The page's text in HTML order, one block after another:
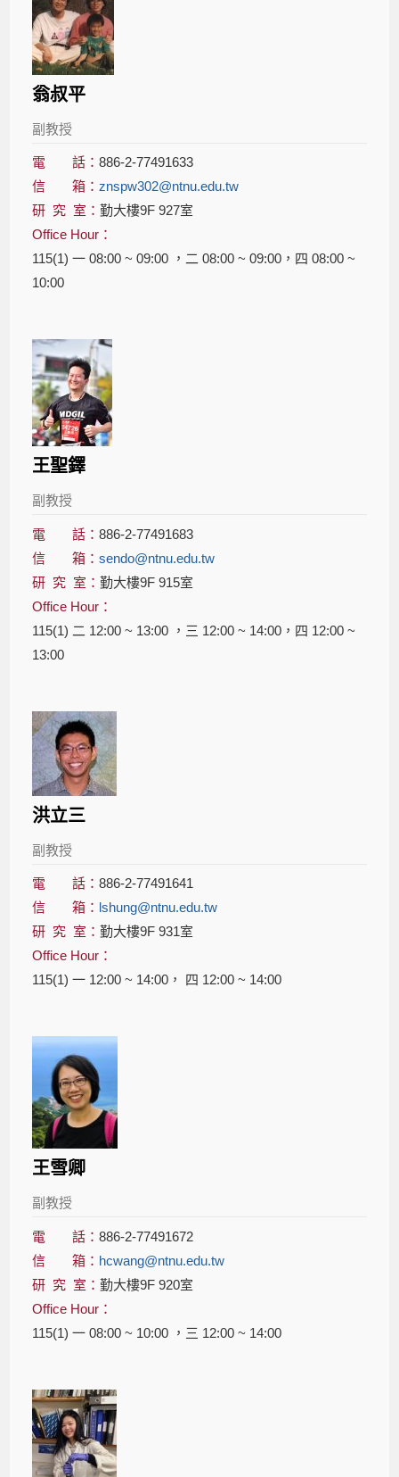
翁叔平
副教授
電 話：886-2-77491633
信 箱：znspw302@ntnu.edu.tw
研 究 室：勤大樓9F 927室
Office Hour：
115(1) 一 08:00 ~ 09:00 ，二 08:00 ~ 09:00，四 08:00 ~
10:00
王聖鐸
副教授
電 話：886-2-77491683
信 箱：sendo@ntnu.edu.tw
研 究 室：勤大樓9F 915室
Office Hour：
115(1) 二 12:00 ~ 13:00 ，三 12:00 ~ 14:00，四 12:00 ~
13:00
洪立三
副教授
電 話：886-2-77491641
信 箱： lshung@ntnu.edu.tw
研 究 室：勤大樓9F 931室
Office Hour：
115(1) 一 12:00 ~ 14:00， 四 12:00 ~ 14:00
王雪卿
副教授
電 話：886-2-77491672
信 箱： hcwang@ntnu.edu.tw
研 究 室：勤大樓9F 920室
Office Hour：
115(1) 一 08:00 ~ 10:00 ，三 12:00 ~ 14:00